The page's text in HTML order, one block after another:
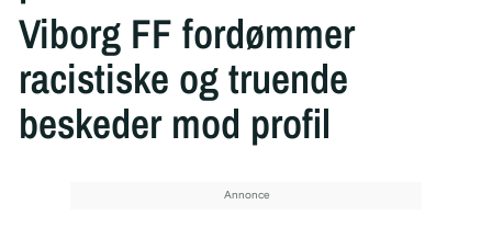
Viborg FF fordømmer
racistiske og truende
beskeder mod profil